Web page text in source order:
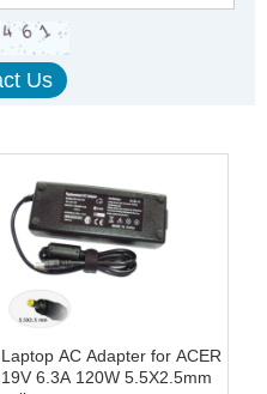
Laptop AC Adapter for ACER
19V 6.3A 120W 5.5X2.5mm